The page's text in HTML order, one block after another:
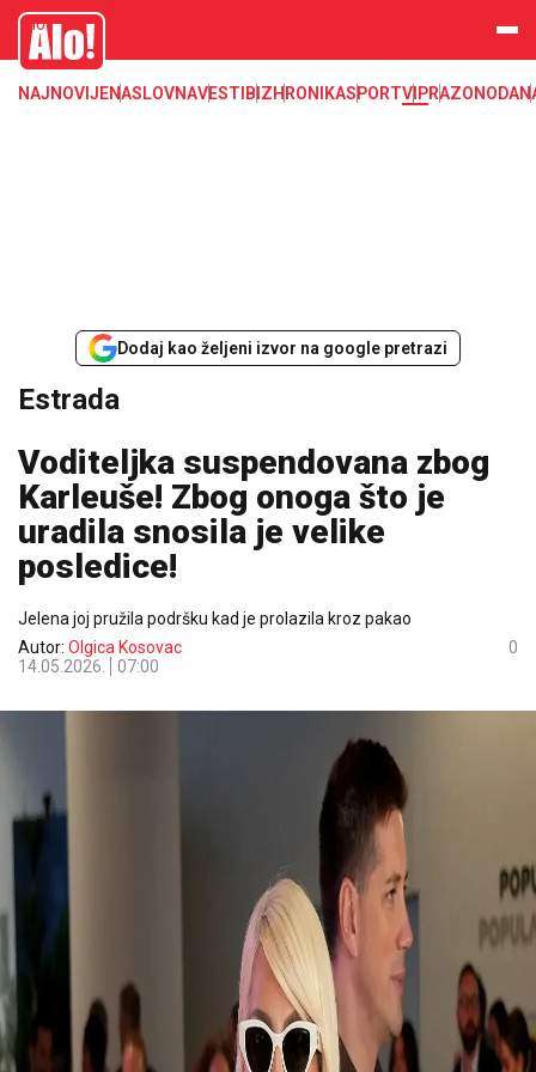
Estrada, poznati, VIP
Alo
NAJNOVIJENASLOVNAVESTI BIZHRONIKASPORTVIPRAZONODA
Dodaj kao željeni izvor na google pretrazi
Estrada
Voditeljka suspendovana zbog
Karleuše! Zbog onoga što je
uradila snosila je velike
posledice!
Jelena joj pružila podršku kad je prolazila kroz pakao
Autor: Olgica Kosovac
14.05.2026.
07:00
0